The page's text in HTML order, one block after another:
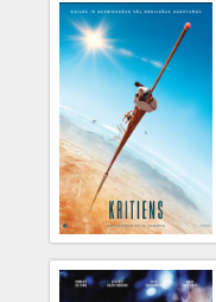
Ziņas
Dāvanu
kartes
Uzkodas
B2B